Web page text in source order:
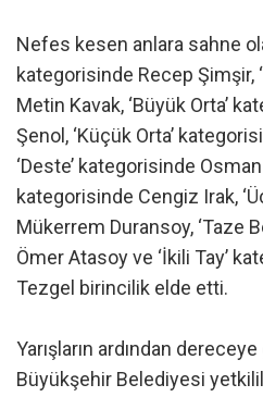
Nefes kesen anlara sahne
kategorisinde Recep Şimşir,
Metin Kavak, ‘Büyük Orta’
Şenol, ‘Küçük Orta’
‘Deste’ kategorisinde
kategorisinde Cengiz Irak,
Mükerrem Duransoy, ‘Taze
Ömer Atasoy ve ‘İkili Tay’
Tezgel birincilik elde etti.
Yarışların ardından
Büyükşehir Belediyesi